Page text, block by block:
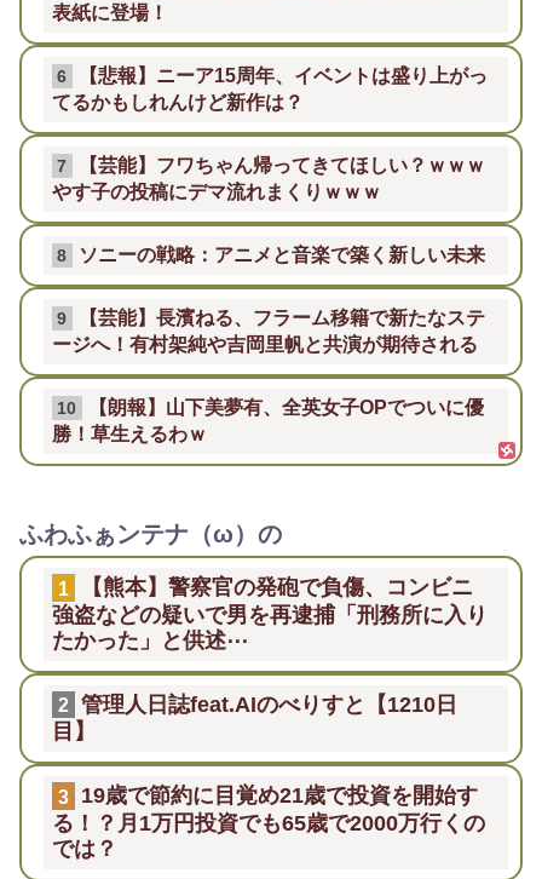
表紙に登場！
6
【悲報】ニーア15周年、イベントは盛り上がっ
てるかもしれんけど新作は？
7
【芸能】フワちゃん帰ってきてほしい？ｗｗｗ
やす子の投稿にデマ流れまくりｗｗｗ
8 ソニーの戦略：アニメと音楽で築く新しい未来
9
【芸能】長濱ねる、フラーム移籍で新たなステ
ージへ！有村架純や吉岡里帆と共演が期待される
10
【朗報】山下美夢有、全英女子OPでついに優
勝！草生えるわｗ
ふわふぁンテナ（ω）の
1
【熊本】警察官の発砲で負傷、コンビニ
強盗などの疑いで男を再逮捕「刑務所に入り
たかった」と供述⋯
2 管理人日誌feat.AIのべりすと【1210日
目】
3
19歳で節約に目覚め21歳で投資を開始す
る！？月1万円投資でも65歳で2000万行くの
では？